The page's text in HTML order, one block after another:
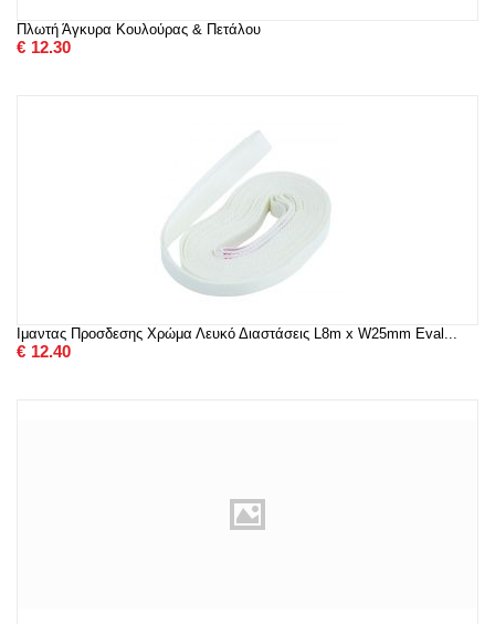
Πλωτή Άγκυρα Κουλούρας & Πετάλου
€ 12.30
Ιμαντας Προσδεσης Χρώμα Λευκό Διαστάσεις L8m x W25mm Eval...
€ 12.40